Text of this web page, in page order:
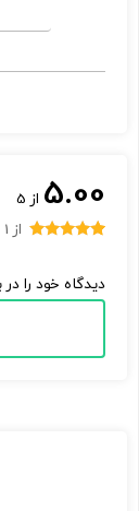
5.00 از 5
مشتری
از 1 رای
دیدگاه خود را در
ارسال